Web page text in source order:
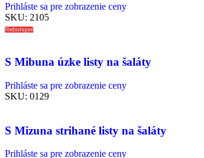
Prihláste sa pre zobrazenie ceny
SKU: 2105
Nedostupné
S Mibuna úzke listy na šaláty
Prihláste sa pre zobrazenie ceny
SKU: 0129
S Mizuna strihané listy na šaláty
Prihláste sa pre zobrazenie ceny